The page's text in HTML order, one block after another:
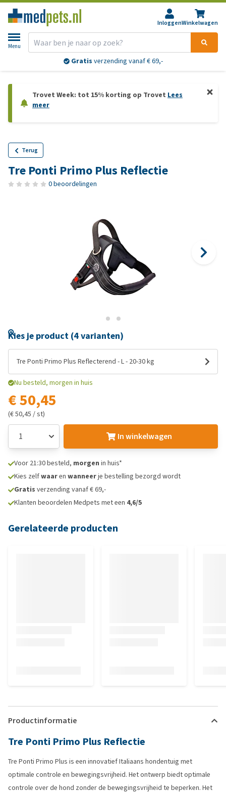
InloggenWinkelwagen
Menu
Gratis verzending vanaf € 69,-
Trovet Week: tot 15% korting op Trovet Lees
meer
Terug
Tre Ponti Primo Plus Reflectie
0 beoordelingen
Kies je product (4 varianten)
Tre Ponti Primo Plus Reflecterend - L - 20-30 kg
Nu besteld, morgen in huis
€ 50,45
(€ 50,45 / st)
In winkelwagen
Voor 21:30 besteld, morgen in huis*
Kies zelfwaaren wanneerje bestelling bezorgd wordt
Gratis verzending vanaf € 69,-
Klanten beoordelen Medpets met een 4,6/5
Gerelateerde producten
Productinformatie
Tre Ponti Primo Plus Reflectie
Tre Ponti Primo Plus is een innovatief Italiaans hondentuig met
optimale controle en bewegingsvrijheid. Het ontwerp biedt optimale
controle over de hond zonder de bewegingsvrijheid te beperken. Het